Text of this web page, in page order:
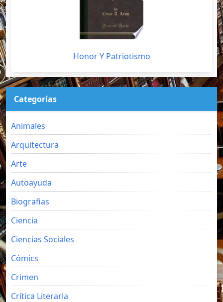
Honor Y Patriotismo
Categorías
Animales
Arquitectura
Arte
Autoayuda
Biografias
Ciencia
Ciencias Sociales
Cómics
Crimen
Crítica Literaria